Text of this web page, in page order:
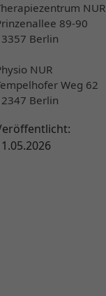
NUR
89-90
Berlin
NUR
Weg 62
Berlin